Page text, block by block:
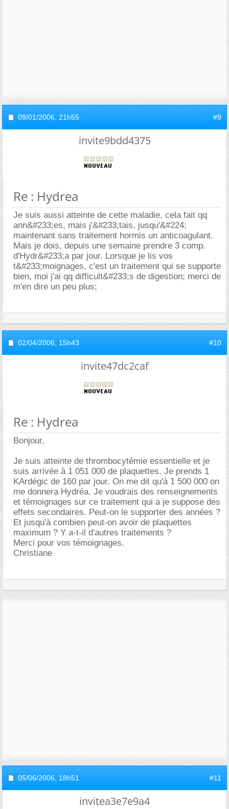
09/01/2006, 21h55 #9
invite9bdd4375
Re : Hydrea
Je suis aussi atteinte de cette maladie, cela fait qq
ann&#233;es, mais j'&#233;tais, jusqu'&#224;
maintenant sans traitement hormis un anticoagulant.
Mais je dois, depuis une semaine prendre 3 comp.
d'Hydr&#233;a par jour. Lorsque je lis vos
t&#233;moignages, c'est un traitement qui se supporte
bien, moi j'ai qq difficult&#233;s de digestion; merci de
m'en dire un peu plus;
02/04/2006, 15h43 #10
invite47dc2caf
Re : Hydrea
Bonjour,
Je suis atteinte de thrombocytémie essentielle et je
suis arrivée à 1 051 000 de plaquettes. Je prends 1
KArdégic de 160 par jour. On me dit qu'à 1 500 000 on
me donnera Hydréa. Je voudrais des renseignements
et témoignages sur ce traitement qui a je suppose des
effets secondaires. Peut-on le supporter des années ?
Et jusqu'à combien peut-on avoir de plaquettes
maximum ? Y a-t-il d'autres traitements ?
Merci pour vos témoignages.
Christiane
05/06/2006, 18h51 #11
invitea3e7e9a4